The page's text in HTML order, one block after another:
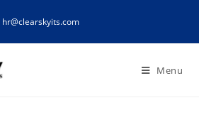
hr@clearskyits.com
Menu